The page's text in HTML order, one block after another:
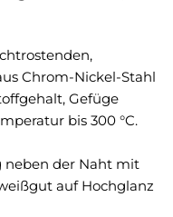
Chrom-Nickel-Stahl
Gefüge
bis 300 °C.
neben der Naht mit
auf Hochglanz